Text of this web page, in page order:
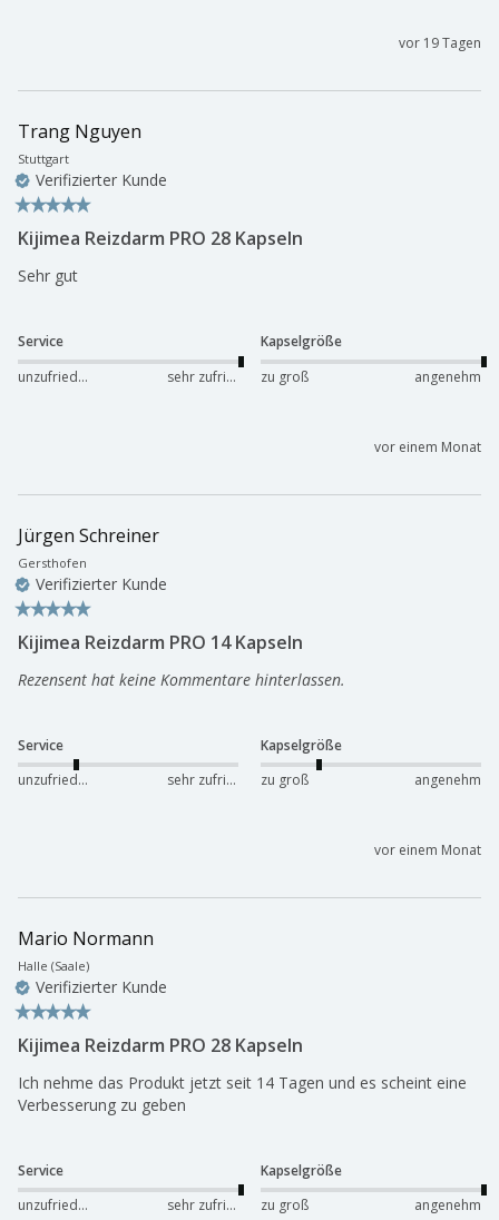
vor 19 Tagen
Verifizierter Kunde
Trang Nguyen
Stuttgart
Kijimea Reizdarm PRO 28 Kapseln
Sehr gut
Service
unzufrieden
sehr zufrieden
Kapselgröße
zu groß
angenehm
vor einem Monat
Verifizierter Kunde
Jürgen Schreiner
Gersthofen
Kijimea Reizdarm PRO 14 Kapseln
Rezensent hat keine Kommentare hinterlassen.
Service
unzufrieden
sehr zufrieden
Kapselgröße
zu groß
angenehm
vor einem Monat
Verifizierter Kunde
Mario Normann
Halle (Saale)
Kijimea Reizdarm PRO 28 Kapseln
Ich nehme das Produkt jetzt seit 14 Tagen und es scheint eine
Verbesserung zu geben
Service
unzufrieden
sehr zufrieden
Kapselgröße
zu groß
angenehm